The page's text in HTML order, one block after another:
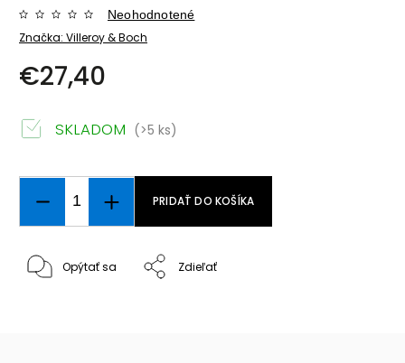
Značka: Villeroy & Boch
Neohodnotené
€27,40
SKLADOM (>5 ks)
PRIDAŤ DO KOŠÍKA
Opýtať sa Zdieľať